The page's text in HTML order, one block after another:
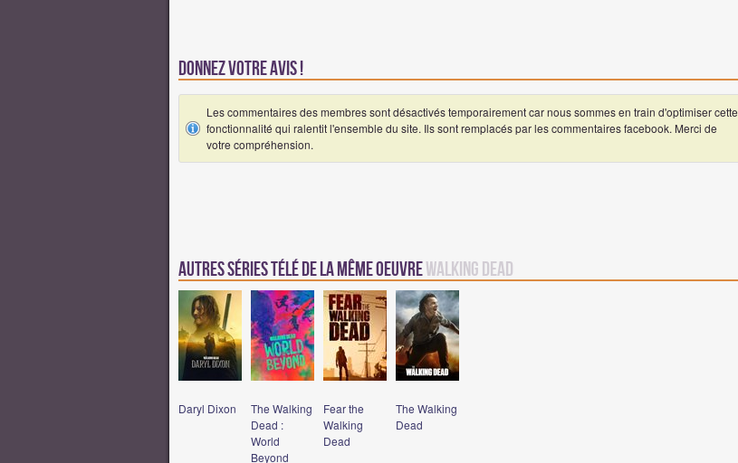
Donnez votre avis !
Les commentaires des membres sont désactivés temporairement car nous sommes en train d'optimiser cette
fonctionnalité qui ralentit l'ensemble du site. Ils sont remplacés par les commentaires facebook. Merci de
votre compréhension.
Autres séries télé de la même oeuvreWalking Dead
Daryl Dixon
The Walking
Dead :
World
Beyond
Fear the
Walking
Dead
The Walking
Dead